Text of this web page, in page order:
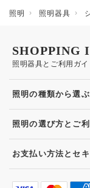
照明 照明器具
照明器具とご利用ガイ
SHOPPING
照明の種類から選ぶ
照明の選び方とご
お支払い方法とセ